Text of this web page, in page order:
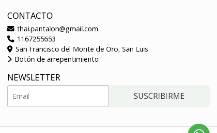
CONTACTO
thai.pantalon@gmail.com
1167255653
San Francisco del Monte de Oro, San Luis
Botón de arrepentimiento
NEWSLETTER
SUSCRIBIRME